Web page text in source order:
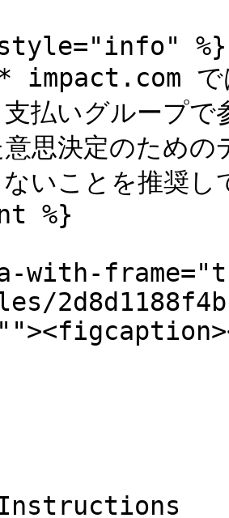
%}
impact.com で
払いグループで
思決定のための
いことを推奨し
%}
with-